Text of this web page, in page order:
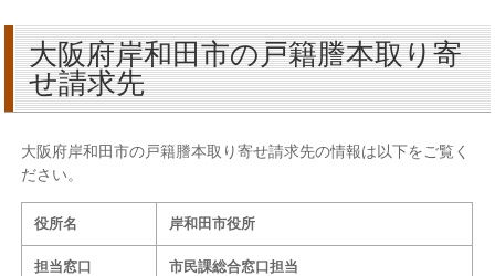
大阪府岸和田市の戸籍謄本取り寄
せ請求先
大阪府岸和田市の戸籍謄本取り寄せ請求先の情報は以下をご覧く
ださい。
役所名 岸和田市役所
担当窓口 市民課総合窓口担当